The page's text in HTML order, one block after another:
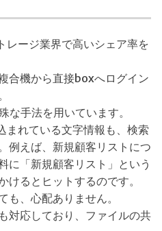
レージ業界で高いシェア率を
合機から直接boxへログイン
な手法を用いています。
まれている文字情報も、検索
例えば、新規顧客リストにつ
に「新規顧客リスト」という
けるとヒットするのです。
も、心配ありません。
対応しており、ファイルの共